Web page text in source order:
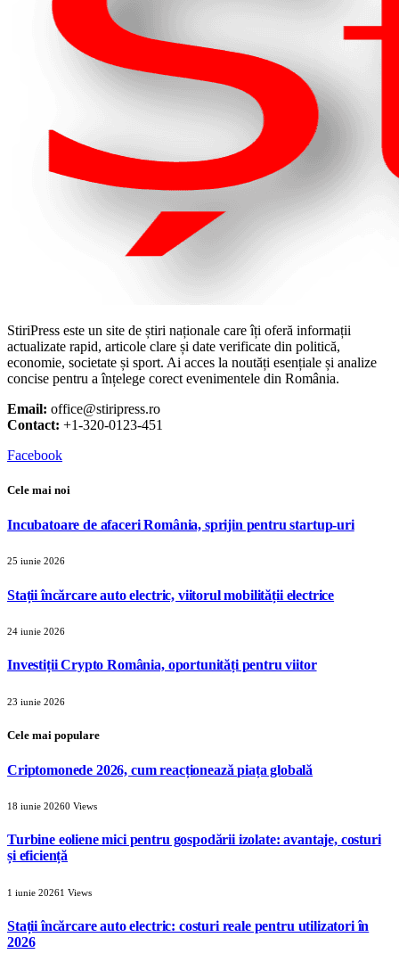
StiriPress este un site de știri naționale care îți oferă informații
actualizate rapid, articole clare și date verificate din politică,
economie, societate și sport. Ai acces la noutăți esențiale și analize
concise pentru a înțelege corect evenimentele din România.
Email: office@stiripress.ro
Contact: +1-320-0123-451
Facebook
Cele mai noi
Incubatoare de afaceri România, sprijin pentru startup-uri
25 iunie 2026
Stații încărcare auto electric, viitorul mobilității electrice
24 iunie 2026
Investiții Crypto România, oportunități pentru viitor
23 iunie 2026
Cele mai populare
Criptomonede 2026, cum reacționează piața globală
18 iunie 20260 Views
Turbine eoliene mici pentru gospodării izolate: avantaje, costuri
și eficiență
1 iunie 20261 Views
Stații încărcare auto electric: costuri reale pentru utilizatori în
2026